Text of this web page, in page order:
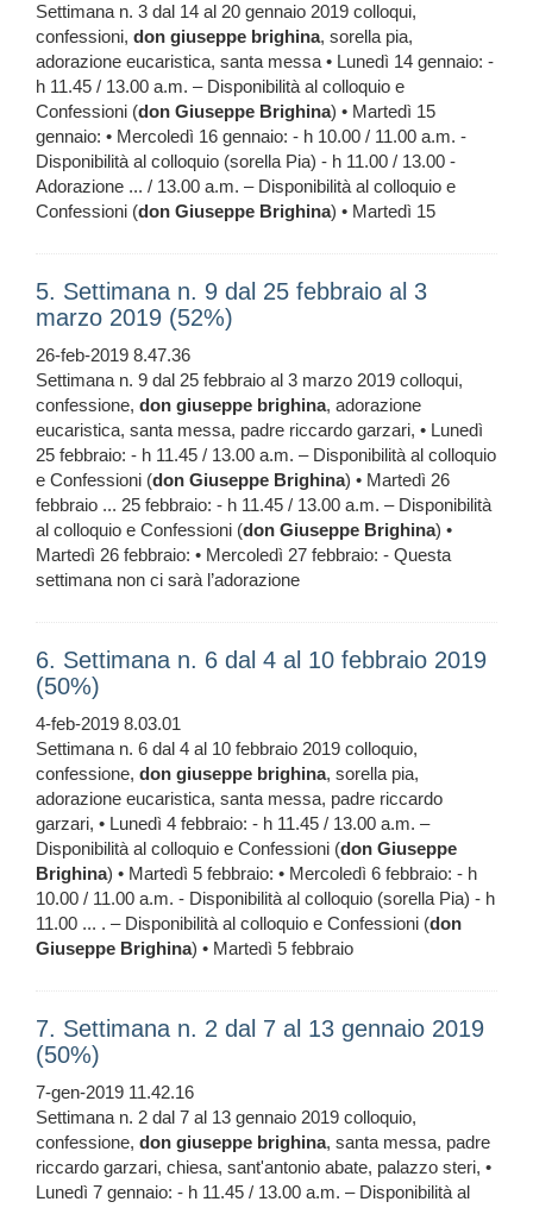
Settimana n. 3 dal 14 al 20 gennaio 2019 colloqui,
confessioni, don giuseppe brighina, sorella pia,
adorazione eucaristica, santa messa • Lunedì 14 gennaio: -
h 11.45 / 13.00 a.m. – Disponibilità al colloquio e
Confessioni (don Giuseppe Brighina) • Martedì 15
gennaio: • Mercoledì 16 gennaio: - h 10.00 / 11.00 a.m. -
Disponibilità al colloquio (sorella Pia) - h 11.00 / 13.00 -
Adorazione ... / 13.00 a.m. – Disponibilità al colloquio e
Confessioni (don Giuseppe Brighina) • Martedì 15
5. Settimana n. 9 dal 25 febbraio al 3
marzo 2019 (52%)
26-feb-2019 8.47.36
Settimana n. 9 dal 25 febbraio al 3 marzo 2019 colloqui,
confessione, don giuseppe brighina, adorazione
eucaristica, santa messa, padre riccardo garzari, • Lunedì
25 febbraio: - h 11.45 / 13.00 a.m. – Disponibilità al colloquio
e Confessioni (don Giuseppe Brighina) • Martedì 26
febbraio ... 25 febbraio: - h 11.45 / 13.00 a.m. – Disponibilità
al colloquio e Confessioni (don Giuseppe Brighina) •
Martedì 26 febbraio: • Mercoledì 27 febbraio: - Questa
settimana non ci sarà l’adorazione
6. Settimana n. 6 dal 4 al 10 febbraio 2019
(50%)
4-feb-2019 8.03.01
Settimana n. 6 dal 4 al 10 febbraio 2019 colloquio,
confessione, don giuseppe brighina, sorella pia,
adorazione eucaristica, santa messa, padre riccardo
garzari, • Lunedì 4 febbraio: - h 11.45 / 13.00 a.m. –
Disponibilità al colloquio e Confessioni (don Giuseppe
Brighina) • Martedì 5 febbraio: • Mercoledì 6 febbraio: - h
10.00 / 11.00 a.m. - Disponibilità al colloquio (sorella Pia) - h
11.00 ... . – Disponibilità al colloquio e Confessioni (don
Giuseppe Brighina) • Martedì 5 febbraio
7. Settimana n. 2 dal 7 al 13 gennaio 2019
(50%)
7-gen-2019 11.42.16
Settimana n. 2 dal 7 al 13 gennaio 2019 colloquio,
confessione, don giuseppe brighina, santa messa, padre
riccardo garzari, chiesa, sant'antonio abate, palazzo steri, •
Lunedì 7 gennaio: - h 11.45 / 13.00 a.m. – Disponibilità al